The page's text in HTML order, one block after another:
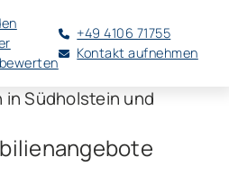
+49 4106 71755
Kontakt aufnehmen
in Südholstein und